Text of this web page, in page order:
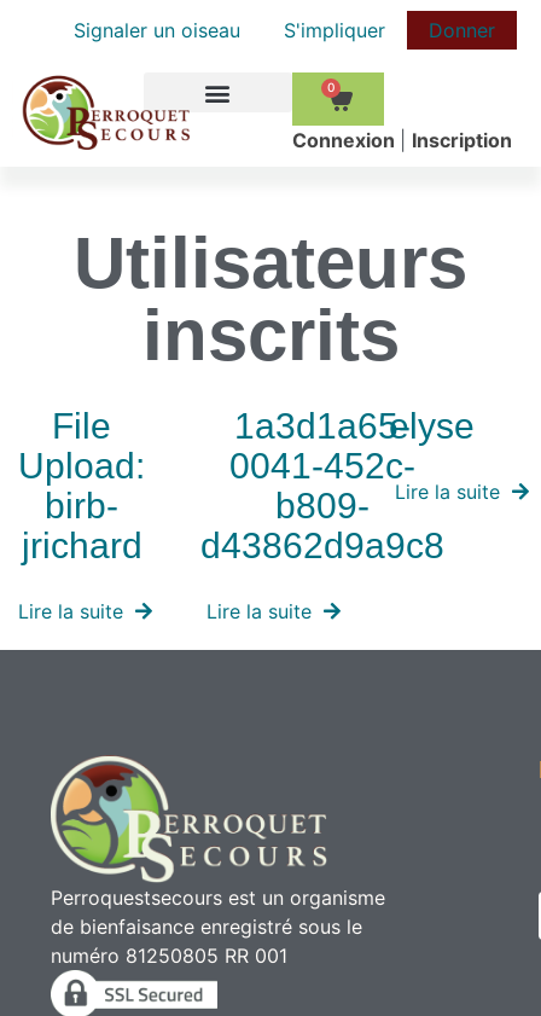
Signaler un oiseau S'impliquer Donner
0
Сonnexion Inscription
Utilisateurs
inscrits
File
Upload:
birb-
jrichard
Lire la suite
1a3d1a65-
0041-452c-
b809-
d43862d9a9c8
Lire la suite
elyse
Lire la suite
Perroquestsecours est un organisme
de bienfaisance enregistré sous le
numéro 81250805 RR 001